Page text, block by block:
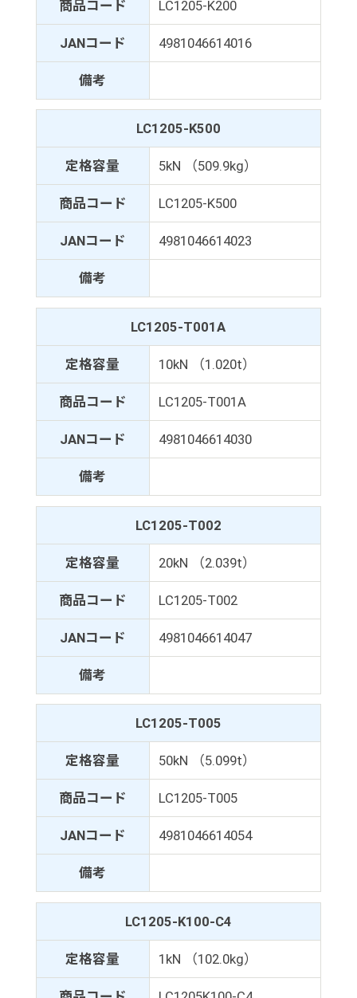
商品コード LC1205-K200
JANコード 4981046614016
備考
LC1205-K500
定格容量 5kN （509.9kg）
商品コード LC1205-K500
JANコード 4981046614023
備考
LC1205-T001A
定格容量 10kN （1.020t）
商品コード LC1205-T001A
JANコード 4981046614030
備考
LC1205-T002
定格容量 20kN （2.039t）
商品コード LC1205-T002
JANコード 4981046614047
備考
LC1205-T005
定格容量 50kN （5.099t）
商品コード LC1205-T005
JANコード 4981046614054
備考
LC1205-K100-C4
定格容量 1kN （102.0kg）